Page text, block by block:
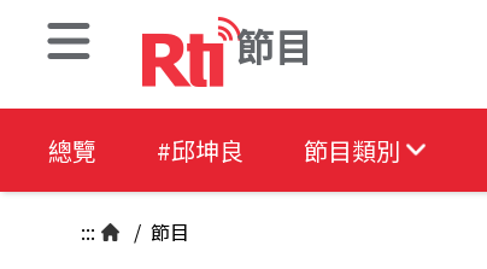
節目
總覽 #邱坤良 節目類別
::: / 節目